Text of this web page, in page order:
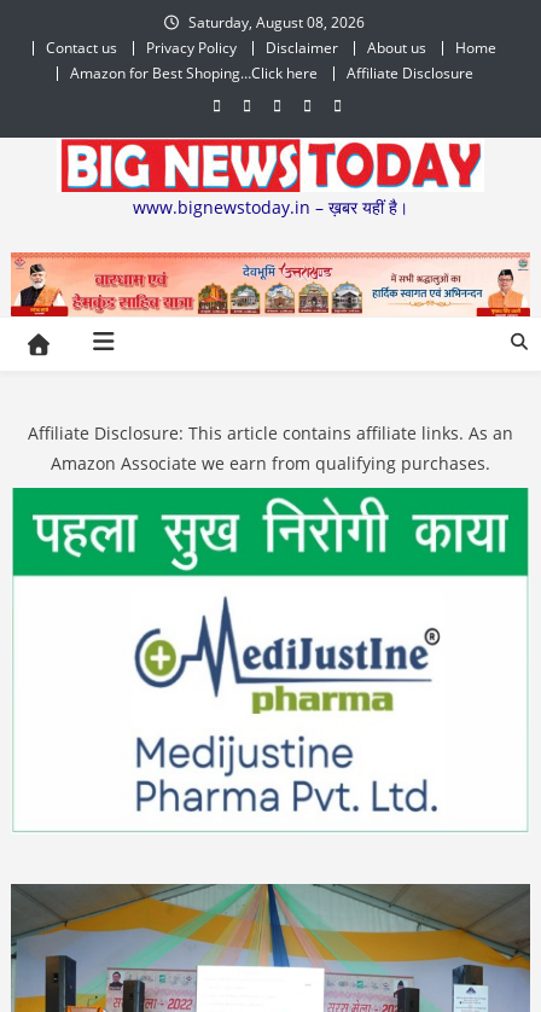
content
Saturday, August 08, 2026
Contact us
Privacy Policy Disclaimer About us
Home
Amazon for Best Shoping…Click here
Affiliate Disclosure
www.bignewstoday.in – ख़बर यहीं है।
Affiliate Disclosure: This article contains affiliate links. As an
Amazon Associate we earn from qualifying purchases.